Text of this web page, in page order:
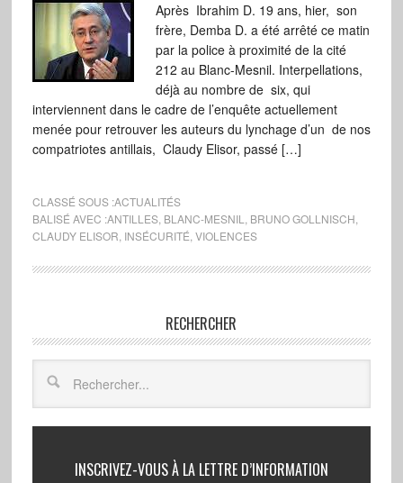
Après Ibrahim D. 19 ans, hier, son
frère, Demba D. a été arrêté ce matin
par la police à proximité de la cité
212 au Blanc-Mesnil. Interpellations,
déjà au nombre de six, qui
interviennent dans le cadre de l’enquête actuellement
menée pour retrouver les auteurs du lynchage d’un de nos
compatriotes antillais, Claudy Elisor, passé […]
CLASSÉ SOUS :ACTUALITÉS
BALISÉ AVEC :ANTILLES, BLANC-MESNIL BRUNO GOLLNISCH
CLAUDY ELISOR INSÉCURITÉ VIOLENCES
RECHERCHER
INSCRIVEZ-VOUS À LA LETTRE D’INFORMATION